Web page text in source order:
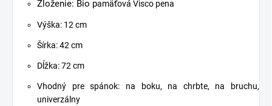
Zloženie: Bio pamäťová Visco pena
Výška: 12 cm
Šírka: 42 cm
Dĺžka: 72 cm
Vhodný pre spánok: na boku, na chrbte, na bruchu,
univerzálny